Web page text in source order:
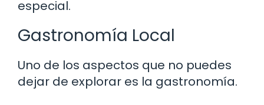
especial.
Gastronomía Local
Uno de los aspectos que no puedes
dejar de explorar es la gastronomía.